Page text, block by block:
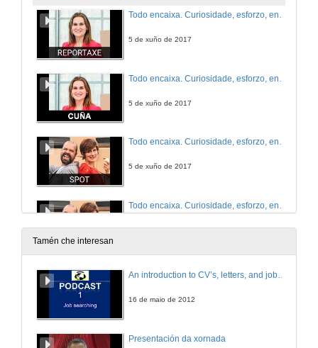
Todo encaixa. Curiosidade, esforzo, enerxía... #actitudeuvigo. Campus de Vigo - Reportaxe
5 de xuño de 2017
5 de xuño de 2017
Todo encaixa. Curiosidade, esforzo, enerxía... #actitudeuvigo. Campus de Pontevedra - Spot
5 de xuño de 2017
5 de xuño de 2017
Tamén che interesan
An introduction to CV’s, letters, and job searching
16 de maio de 2012
Presentación da xornada